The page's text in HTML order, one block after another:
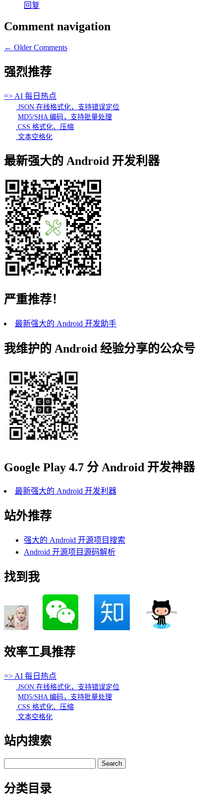
回复
Comment navigation
← Older Comments
强烈推荐
=> AI 每日热点
JSON 在线格式化，支持错误定位
MD5/SHA 编码，支持批量处理
CSS 格式化、压缩
文本空格化
最新强大的 Android 开发利器
严重推荐！
最新强大的 Android 开发助手
我维护的 Android 经验分享的公众号
Google Play 4.7 分 Android 开发神器
最新强大的 Android 开发利器
站外推荐
强大的 Android 开源项目搜索
Android 开源项目源码解析
找到我
效率工具推荐
=> AI 每日热点
JSON 在线格式化，支持错误定位
MD5/SHA 编码，支持批量处理
CSS 格式化、压缩
文本空格化
站内搜索
for:
分类目录